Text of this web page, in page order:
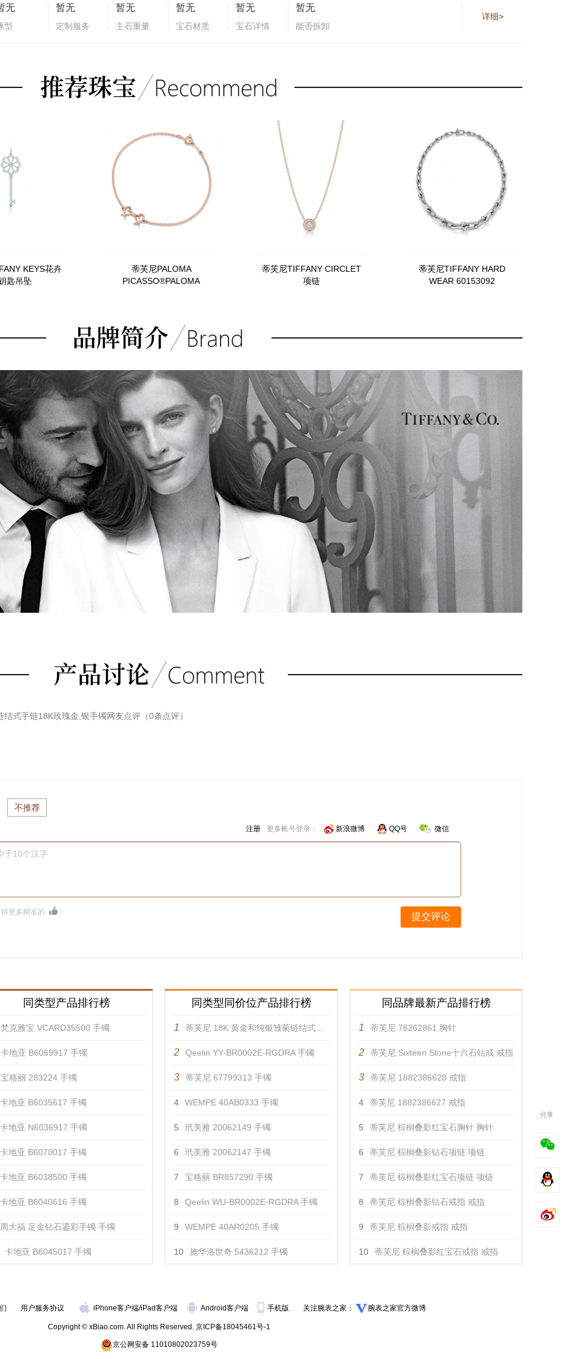
无
型
暂无
定制服务
暂无
主石重量
暂无
宝石材质
暂无
宝石详情
暂无
能否拆卸
详细>
KEYS花卉
匙吊坠
蒂芙尼PALOMA
PICASSO®PALOMA
蒂芙尼TIFFANY CIRCLET
项链
蒂芙尼TIFFANY HARD
WEAR 60153092
结式手链18K玫瑰金,银手镯网友点评（0条点评）
不推荐
注册 更多帐号登录： 新浪微博 QQ号 微信
于10个汉字
更多网友的 ！ 提交评论
同类型产品排行榜
梵克雅宝 VCARD35500 手镯
卡地亚 B6069917 手镯
宝格丽 283224 手镯
卡地亚 B6035617 手镯
卡地亚 N6036917 手镯
卡地亚 B6070017 手镯
卡地亚 B6038500 手镯
卡地亚 B6040616 手镯
周大福 足金钻石鎏彩手镯 手镯
卡地亚 B6045017 手镯
同类型同价位产品排行榜
1 蒂芙尼 18K 黄金和纯银雏菊链结式手链 手镯
2 Qeelin YY-BR0002E-RGDRA 手镯
3 蒂芙尼 67799313 手镯
4 WEMPE 40AB0333 手镯
5 玳美雅 20062149 手镯
6 玳美雅 20062147 手镯
7 宝格丽 BR857290 手镯
8 Qeelin WU-BR0002E-RGDRA 手镯
9 WEMPE 40AR0205 手镯
10 施华洛世奇 5436212 手镯
同品牌最新产品排行榜
1 蒂芙尼 76262861 胸针
2 蒂芙尼 Sixteen Stone十六石钻戒 戒指
3 蒂芙尼 1882386628 戒指
4 蒂芙尼 1882386627 戒指
5 蒂芙尼 棕榈叠影红宝石胸针 胸针
6 蒂芙尼 棕榈叠影钻石项链 项链
7 蒂芙尼 棕榈叠影红宝石项链 项链
8 蒂芙尼 棕榈叠影钻石戒指 戒指
9 蒂芙尼 棕榈叠影戒指 戒指
10 蒂芙尼 棕榈叠影红宝石戒指 戒指
用户服务协议 iPhone客户端/iPad客户端 Android客户端 手机版 关注腕表之家： 腕表之家官方微博
Copyright © xBiao.com. All Rights Reserved. 京ICP备18045461号-1
京公网安备 11010802023759号
分享